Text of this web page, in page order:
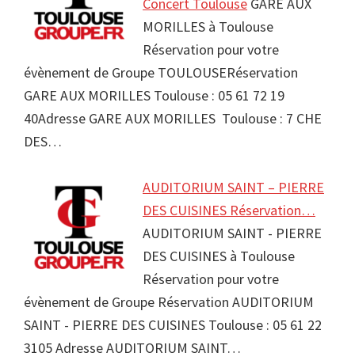
Concert Toulouse GARE AUX
MORILLES à Toulouse
Réservation pour votre
évènement de Groupe TOULOUSERéservation
GARE AUX MORILLES Toulouse : 05 61 72 19
40Adresse GARE AUX MORILLES Toulouse : 7 CHE
DES…
AUDITORIUM SAINT – PIERRE
DES CUISINES Réservation…
AUDITORIUM SAINT - PIERRE
DES CUISINES à Toulouse
Réservation pour votre
évènement de Groupe Réservation AUDITORIUM
SAINT - PIERRE DES CUISINES Toulouse : 05 61 22
3105 Adresse AUDITORIUM SAINT…